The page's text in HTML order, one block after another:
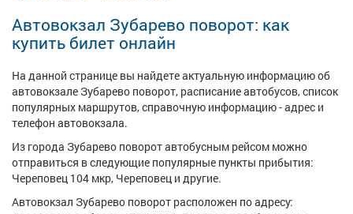
Автовокзал Зубарево поворот: как
купить билет онлайн
На данной странице вы найдете актуальную информацию об
автовокзале Зубарево поворот, расписание автобусов, список
популярных маршрутов, справочную информацию - адрес и
телефон автовокзала.
Из города Зубарево поворот автобусным рейсом можно
отправиться в следующие популярные пункты прибытия:
Череповец 104 мкр, Череповец и другие.
Автовокзал Зубарево поворот расположен по адресу: